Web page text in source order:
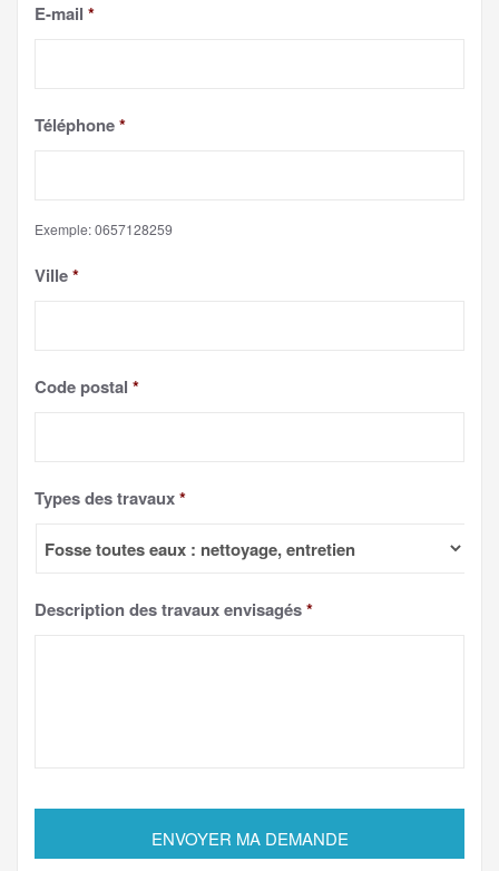
E-mail *
Téléphone*
Exemple: 0657128259
Ville*
Code postal *
Types des travaux*
Description des travaux envisagés*